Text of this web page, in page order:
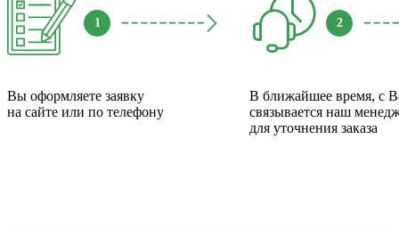
1
Вы оформляете заявку
на сайте или по телефону
2
В ближайшее время, с
связывается наш
для уточнения заказа